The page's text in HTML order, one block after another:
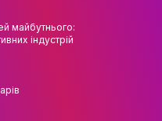
майбутнього:
індустрій